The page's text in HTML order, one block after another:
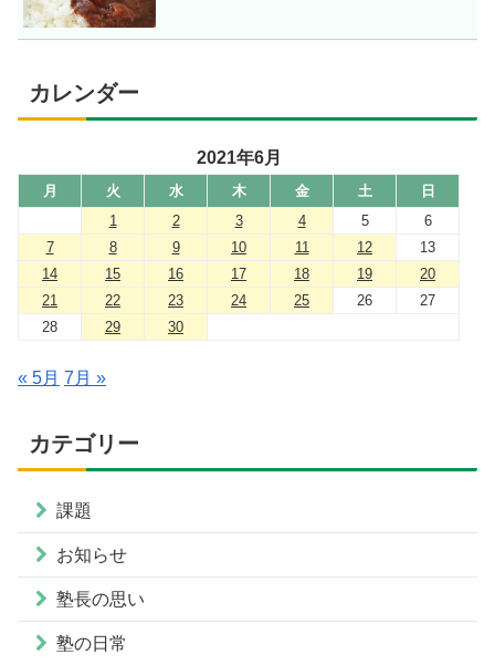
カレンダー
2021年6月
月 火 水 木 金 土
日
1
2 3 4 5
6
7
8 9 10 11 12
13
14
15 16 17 18 19
20
21
22 23 24 25 26
27
28
29 30
« 5月 7月 »
カテゴリー
課題
お知らせ
塾長の思い
塾の日常